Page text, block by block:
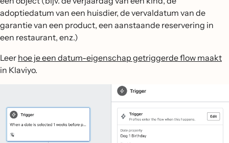
adoptiedatum van een huisdier, de vervaldatum van de
garantie van een product, een aanstaande reservering in
een restaurant, enz.)
Leer hoe je een datum-eigenschap getriggerde flow maakt
in Klaviyo.